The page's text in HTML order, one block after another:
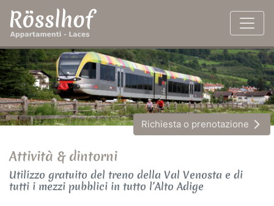
Richiesta o prenotazione arrow_forward_ios
Attività & dintorni
Utilizzo gratuito del treno della Val Venosta e di
tutti i mezzi pubblici in tutto l’Alto Adige